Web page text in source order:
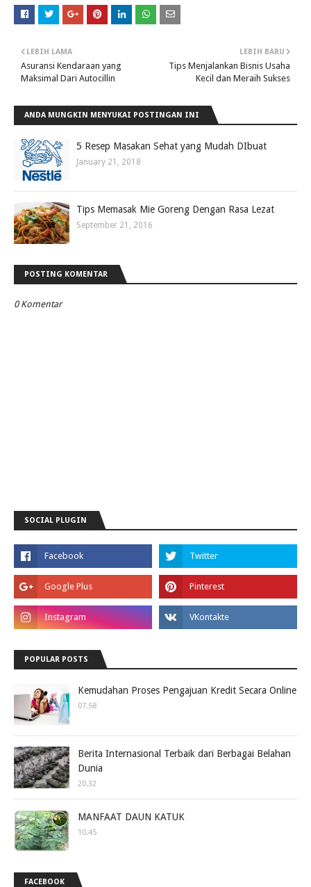
LEBIH BARU
Tips Menjalankan Bisnis Usaha
Kecil dan Meraih Sukses
LEBIH LAMA
Asuransi Kendaraan yang
Maksimal Dari Autocillin
ANDA MUNGKIN MENYUKAI POSTINGAN INI
5 Resep Masakan Sehat yang Mudah DIbuat
January 21, 2018
Tips Memasak Mie Goreng Dengan Rasa Lezat
September 21, 2016
POSTING KOMENTAR
0 Komentar
SOCIAL PLUGIN
POPULAR POSTS
Kemudahan Proses Pengajuan Kredit Secara Online
07.58
Berita Internasional Terbaik dari Berbagai Belahan
Dunia
20.32
MANFAAT DAUN KATUK
10.45
FACEBOOK